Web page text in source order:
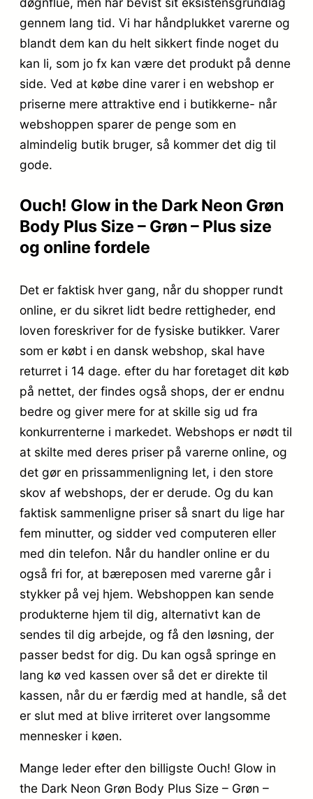
gennem lang tid. Vi har håndplukket varerne og
blandt dem kan du helt sikkert finde noget du
kan li, som jo fx kan være det produkt på denne
side. Ved at købe dine varer i en webshop er
priserne mere attraktive end i butikkerne- når
webshoppen sparer de penge som en
almindelig butik bruger, så kommer det dig til
gode.
Ouch! Glow in the Dark Neon Grøn
Body Plus Size – Grøn – Plus size
og online fordele
Det er faktisk hver gang, når du shopper rundt
online, er du sikret lidt bedre rettigheder, end
loven foreskriver for de fysiske butikker. Varer
som er købt i en dansk webshop, skal have
returret i 14 dage. efter du har foretaget dit køb
på nettet, der findes også shops, der er endnu
bedre og giver mere for at skille sig ud fra
konkurrenterne i markedet. Webshops er nødt til
at skilte med deres priser på varerne online, og
det gør en prissammenligning let, i den store
skov af webshops, der er derude. Og du kan
faktisk sammenligne priser så snart du lige har
fem minutter, og sidder ved computeren eller
med din telefon. Når du handler online er du
også fri for, at bæreposen med varerne går i
stykker på vej hjem. Webshoppen kan sende
produkterne hjem til dig, alternativt kan de
sendes til dig arbejde, og få den løsning, der
passer bedst for dig. Du kan også springe en
lang kø ved kassen over så det er direkte til
kassen, når du er færdig med at handle, så det
er slut med at blive irriteret over langsomme
mennesker i køen.
Mange leder efter den billigste Ouch! Glow in
the Dark Neon Grøn Body Plus Size – Grøn –